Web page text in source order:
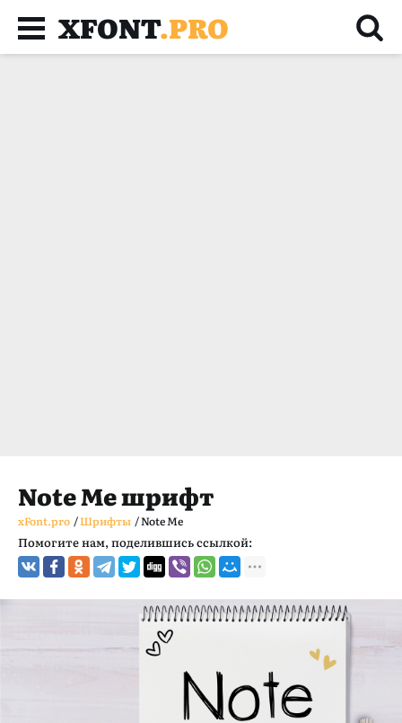
XFONT.PRO
Note Me шрифт
xFont.pro /Шрифты /Note Me
Помогите нам, поделившись ссылкой: